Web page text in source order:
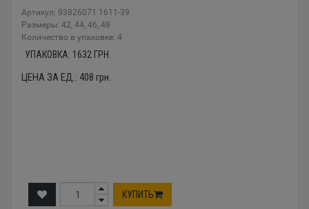
Артикул: 93826071 1611-39
Размеры: 42, 44, 46, 48
Количество в упаковке: 4
УПАКОВКА: 1632 ГРН.
ЦЕНА ЗА ЕД.: 408 грн.
КУПИТЬ